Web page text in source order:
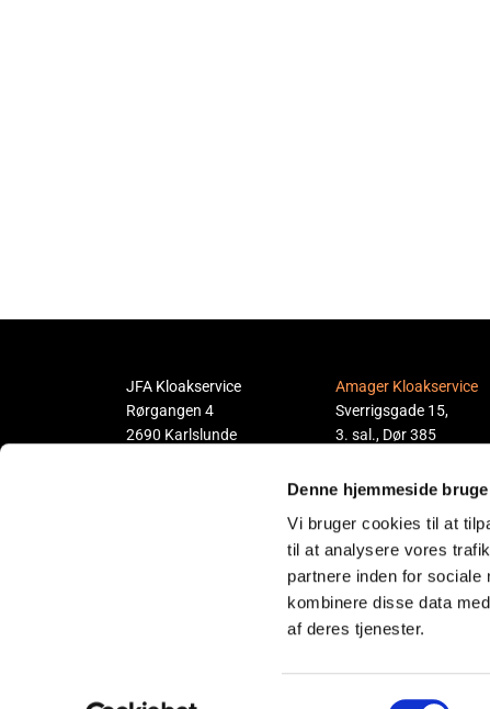
Denne hjemmeside
Vi bruger cookies til at
til at analysere vores
partnere inden for sociale
kombinere disse data
af deres tjenester.
Samtykkevalg
JFA Kloakservice
Rørgangen 4
2690 Karlslunde
Amager Kloakservice
Sverrigsgade 15,
3. sal., Dør 385
Email:jfa@c.dk